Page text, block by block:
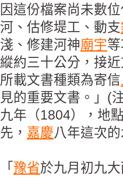
因這份檔案尚未數
河、估修堤工、動支
淺、修建河神廟宇
縱約三十公分，接
所載文書種類為寄信
見的重要文書。」(
九年（1804），地
先， 嘉慶八年這次
「 豫省於九月初九